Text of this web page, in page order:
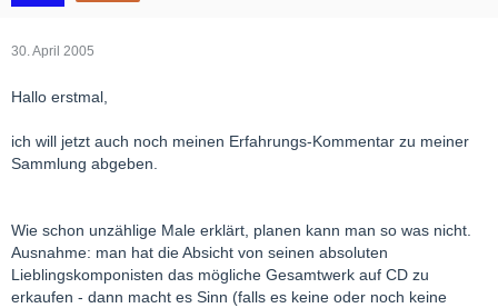
30. April 2005
Hallo erstmal,
ich will jetzt auch noch meinen Erfahrungs-Kommentar zu meiner
Sammlung abgeben.
Wie schon unzählige Male erklärt, planen kann man so was nicht.
Ausnahme: man hat die Absicht von seinen absoluten
Lieblingskomponisten das mögliche Gesamtwerk auf CD zu
erkaufen - dann macht es Sinn (falls es keine oder noch keine